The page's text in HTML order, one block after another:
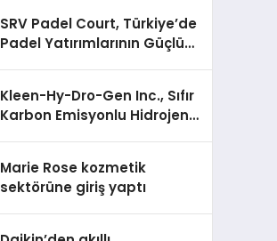
SRV Padel Court, Türkiye’de
Padel Yatırımlarının Güçlü
Kleen-Hy-Dro-Gen Inc., Sıfır
Karbon Emisyonlu Hidrojen
Aldı
Marie Rose kozmetik
sektörüne giriş yaptı